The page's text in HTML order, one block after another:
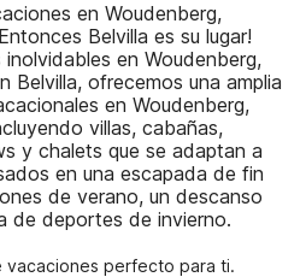
en Woudenberg,
Belvilla es su lugar!
en Woudenberg,
Belvilla, ofrecemos una amplia
en Woudenberg,
villas, cabañas,
y chalets que se adaptan a
en una escapada de fin
de verano, un descanso
de deportes de invierno.
vacaciones perfecto para ti.